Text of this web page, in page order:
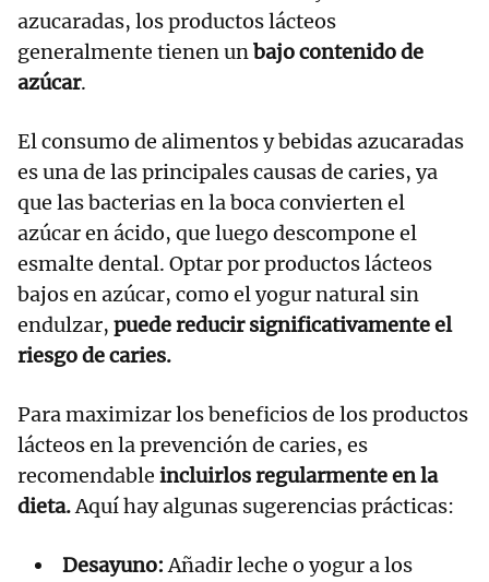
azucaradas, los productos lácteos
generalmente tienen unbajo contenido de
azúcar.
El consumo de alimentos y bebidas azucaradas
es una de las principales causas de caries, ya
que las bacterias en la boca convierten el
azúcar en ácido, que luego descompone el
esmalte dental. Optar por productos lácteos
bajos en azúcar, como el yogur natural sin
endulzar, puede reducir significativamente el
riesgo de caries.
Para maximizar los beneficios de los productos
lácteos en la prevención de caries, es
recomendable incluirlos regularmente en la
dieta.Aquí hay algunas sugerencias prácticas:
Desayuno:Añadir leche o yogur a los